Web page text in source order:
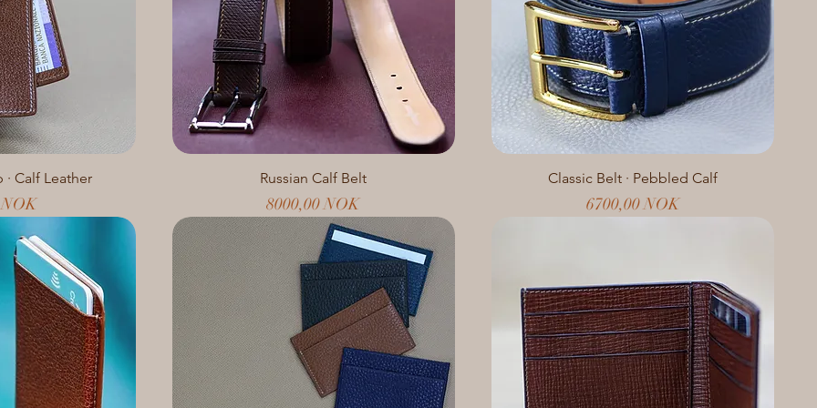
Calf Leather Russian Calf Belt
Prezzo
8000,00 NOK
Classic Belt · Pebbled Calf
Prezzo
6700,00 NOK